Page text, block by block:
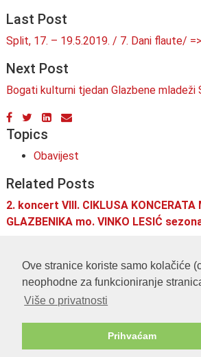
Ove stranice koriste samo kolačiće
neophodne za funkcioniranje
Više o privatnosti
Prihvaćam
Last Post
Split, 17. – 19.5.2019. / 7. Dani flaute/
Next Post
Bogati kulturni tjedan Glazbene mladeži
Topics
Obavijest
Related Posts
2. koncert VIII. CIKLUSA KONCERATA
GLAZBENIKA mo. VINKO LESIĆ
Rezultati natječaja za 27. izdanje Cro